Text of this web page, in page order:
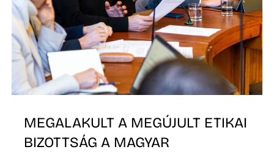
MEGALAKULT A MEGÚJULT ETIKAI
BIZOTTSÁG A MAGYAR